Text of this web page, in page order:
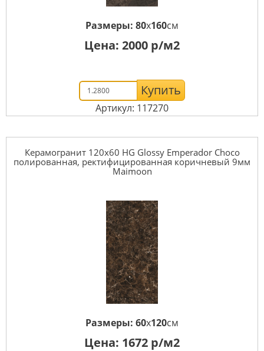
Размеры: 80x160см
Цена: 2000 р/м2
Купить
Артикул: 117270
Керамогранит 120x60 HG Glossy Emperador Choco
полированная, ректифицированная коричневый 9мм
Maimoon
Размеры: 60x120см
Цена: 1672 р/м2